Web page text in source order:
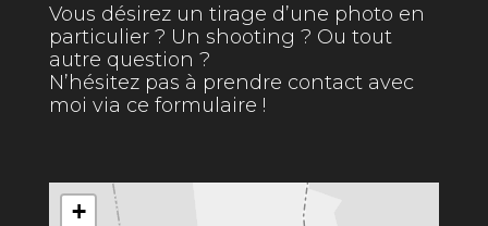
Vous désirez un tirage d’une photo en
particulier ? Un shooting ? Ou tout
autre question ?
N’hésitez pas à prendre contact avec
moi via ce formulaire !
+